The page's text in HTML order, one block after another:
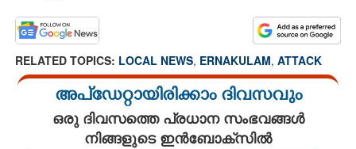
RELATED TOPICS: LOCAL NEWS, ERNAKULAM, ATTACK
അപ്ഡേറ്റായിരിക്കാം ദിവസവും
ഒരു ദിവസത്തെ പ്രധാന സംഭവങ്ങൾ
നിങ്ങളുടെ ഇൻബോക്സിൽ